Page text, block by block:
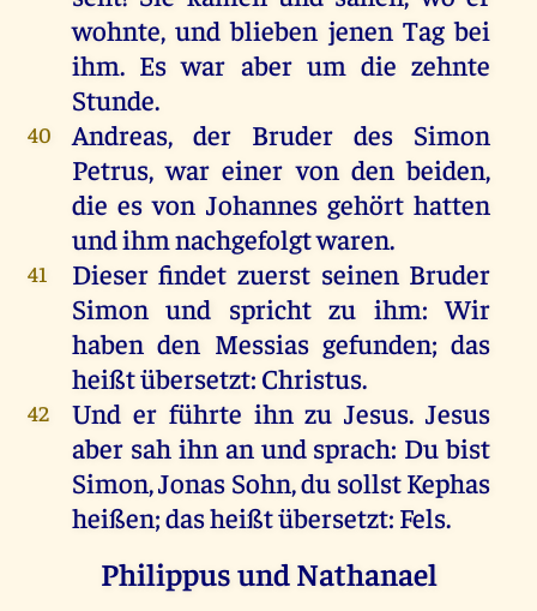
wohnte,und blieben jenen Tag bei
ihm. Es war aber um die zehnte
Stunde.
40 Andreas, der Bruder des
Simon
Petrus,war einer von den beiden,
die es von Johannes gehört hatten
undihmnachgefolgtwaren.
41 Dieser findet zuerst seinen Bruder
Simon und spricht zu ihm:Wir
haben den Messias gefunden;das
heißtübersetzt: Christus.
42 Und er führte ihn zu Jesus.Jesus
aber sah ihn an und sprach: Du bist
Simon, Jonas Sohn,du sollstKephas
heißen;dasheißtübersetzt: Fels.
Philippus und Nathanael